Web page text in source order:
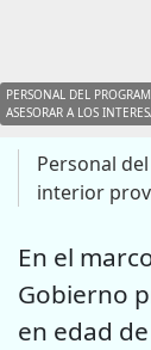
PERSONAL DEL
ASESORAR A LOS
Personal
interior
En el
Gobierno
en edad